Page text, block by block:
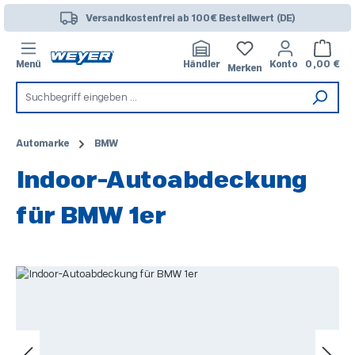
Zum Hauptinhalt springenVersandkostenfrei ab 100€ Bestellwert (DE)
Menü Händler Merken Konto 0,00 €
Automarke BMW
Indoor-Autoabdeckung
für BMW 1er
Bildergalerie überspringen